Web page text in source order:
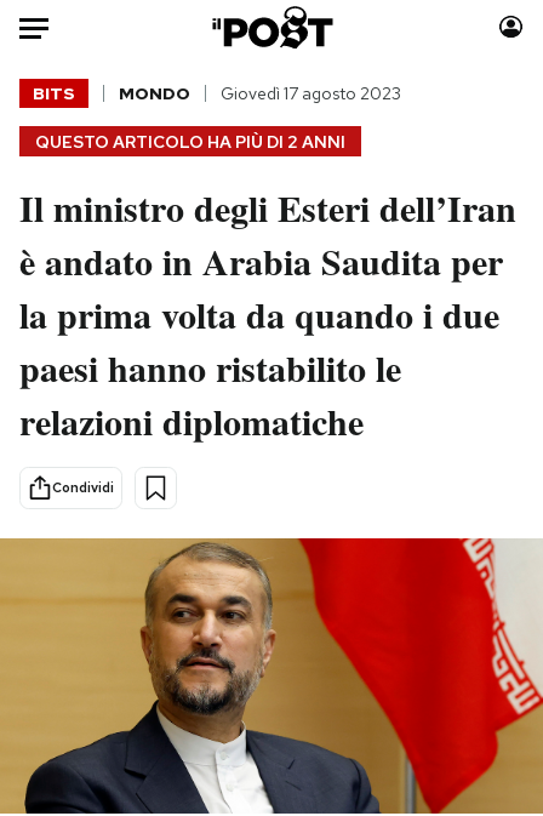
Auto
HOME
Italia
Politica
Tecnologia
Scienza
Cultura
Sport
Moda
Consumismi
Storie/Idee
Ok Boomer!
Media
Europa
NEWSLETTER
I MIEI PREFERITI
QUESTO ARTICOLO HA PIÙ DI 2 ANNI
BITS MONDO Giovedì 17 agosto 2023
Il ministro degli Esteri dell’Iran
è andato in Arabia Saudita per
la prima volta da quando i due
paesi hanno ristabilito le
relazioni diplomatiche
Condividi